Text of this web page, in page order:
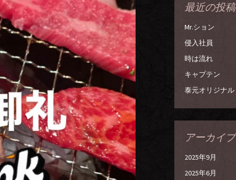
最近の投稿
Mr.ション
侵入社員
時は流れ
キャプテン
泰元オリジナル
アーカイブ
2025年9月
2025年6月